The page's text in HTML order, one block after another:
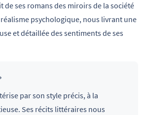
de ses romans des miroirs de la société
réalisme psychologique, nous livrant une
et détaillée des sentiments de ses
par son style précis, à la
Ses récits littéraires nous